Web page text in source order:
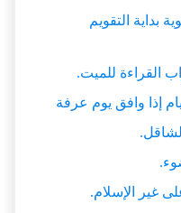
بداية التقويم
القراءة للميت.
إذا وافق يوم عرفة
غير الإسلام.